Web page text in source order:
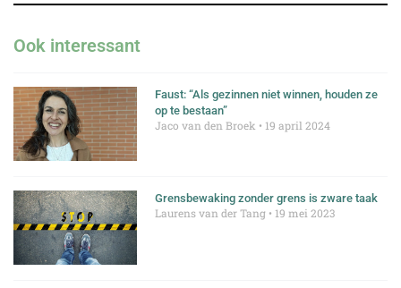
Ook interessant
Faust: “Als gezinnen niet winnen, houden ze
op te bestaan”
Jaco van den Broek 19 april 2024
Grensbewaking zonder grens is zware taak
Laurens van der Tang 19 mei 2023